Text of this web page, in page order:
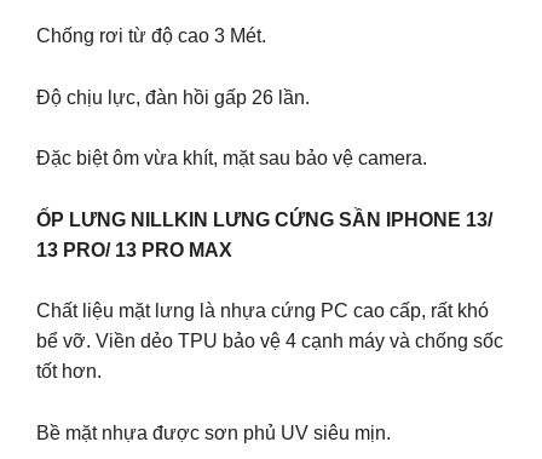
Chống rơi từ độ cao 3 Mét.
Độ chịu lực, đàn hồi gấp 26 lần.
Đặc biệt ôm vừa khít, mặt sau bảo vệ camera.
ỐP LƯNG NILLKIN LƯNG CỨNG SẦN IPHONE 13/
13 PRO/ 13 PRO MAX
Chất liệu mặt lưng là nhựa cứng PC cao cấp, rất khó
bể vỡ. Viền dẻo TPU bảo vệ 4 cạnh máy và chống sốc
tốt hơn.
Bề mặt nhựa được sơn phủ UV siêu mịn.